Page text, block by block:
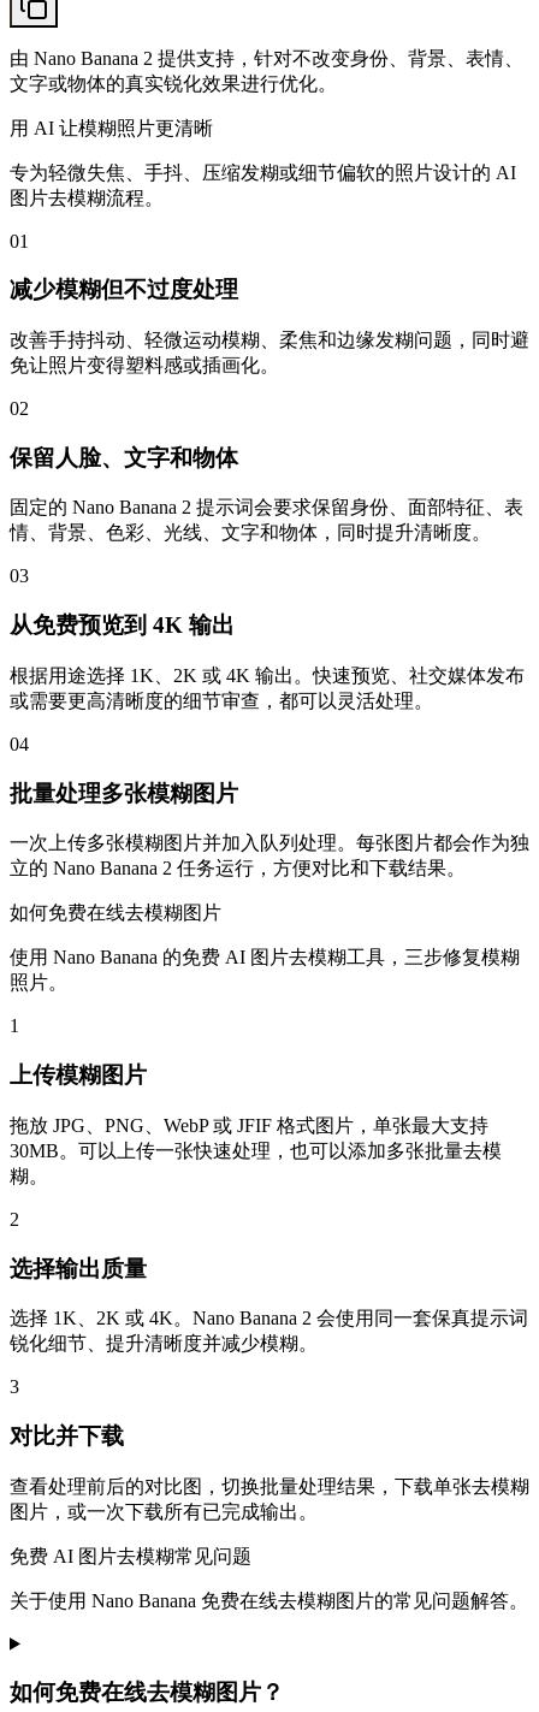
由 Nano Banana 2 提供支持，针对不改变身份、背景、表情、
文字或物体的真实锐化效果进行优化。
用 AI 让模糊照片更清晰
专为轻微失焦、手抖、压缩发糊或细节偏软的照片设计的 AI
图片去模糊流程。
01
减少模糊但不过度处理
改善手持抖动、轻微运动模糊、柔焦和边缘发糊问题，同时避
免让照片变得塑料感或插画化。
02
保留人脸、文字和物体
固定的 Nano Banana 2 提示词会要求保留身份、面部特征、表
情、背景、色彩、光线、文字和物体，同时提升清晰度。
03
从免费预览到 4K 输出
根据用途选择 1K、2K 或 4K 输出。快速预览、社交媒体发布
或需要更高清晰度的细节审查，都可以灵活处理。
04
批量处理多张模糊图片
一次上传多张模糊图片并加入队列处理。每张图片都会作为独
立的 Nano Banana 2 任务运行，方便对比和下载结果。
如何免费在线去模糊图片
使用 Nano Banana 的免费 AI 图片去模糊工具，三步修复模糊
照片。
1
上传模糊图片
拖放 JPG、PNG、WebP 或 JFIF 格式图片，单张最大支持
30MB。可以上传一张快速处理，也可以添加多张批量去模
糊。
2
选择输出质量
选择 1K、2K 或 4K。Nano Banana 2 会使用同一套保真提示词
锐化细节、提升清晰度并减少模糊。
3
对比并下载
查看处理前后的对比图，切换批量处理结果，下载单张去模糊
图片，或一次下载所有已完成输出。
免费 AI 图片去模糊常见问题
关于使用 Nano Banana 免费在线去模糊图片的常见问题解答。
如何免费在线去模糊图片？